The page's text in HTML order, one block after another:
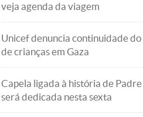
veja agenda da viagem
Unicef denuncia continuidade do
de crianças em Gaza
Capela ligada à história de
será dedicada nesta sexta